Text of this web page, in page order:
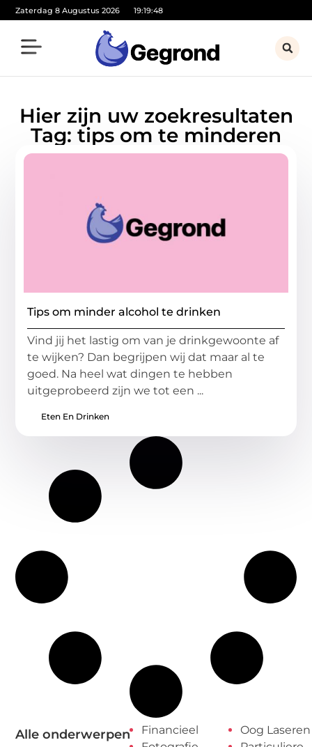
Zaterdag 8 Augustus 2026 19:19:48
Hier zijn uw zoekresultaten
Tag: tips om te minderen
Tips om minder alcohol te drinken
Vind jij het lastig om van je drinkgewoonte af
te wijken? Dan begrijpen wij dat maar al te
goed. Na heel wat dingen te hebben
uitgeprobeerd zijn we tot een ...
Eten En Drinken
Alle onderwerpen
Financieel
Oog Laseren